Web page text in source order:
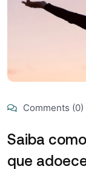
Comments (0)
Saiba
que